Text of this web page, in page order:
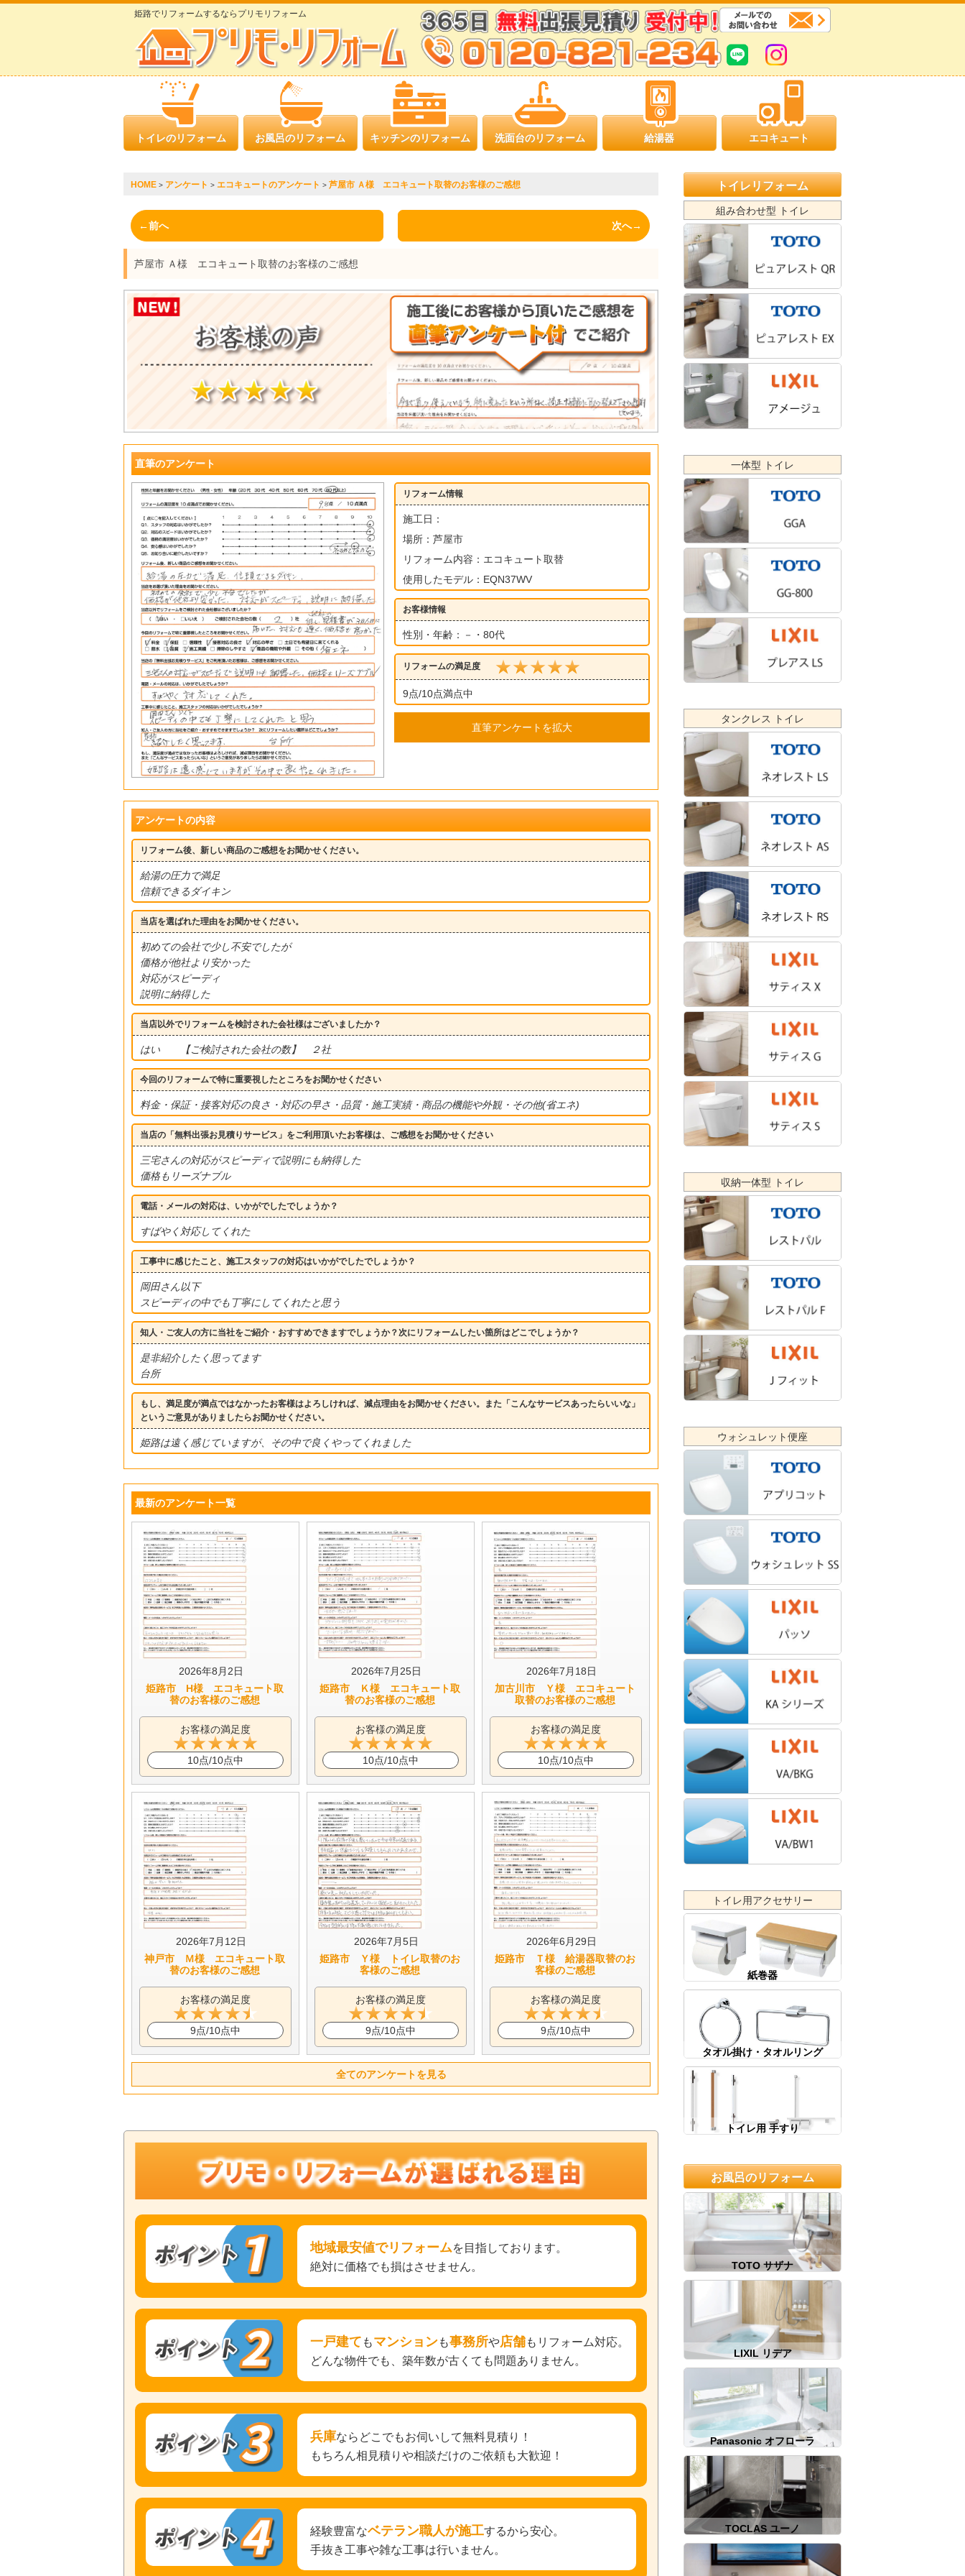
姫路でリフォームするならプリモリフォーム
トイレのリフォーム お風呂のリフォーム キッチンのリフォーム 洗面台のリフォーム 給湯器 エコキュート
HOME > アンケート > エコキュートのアンケート > 芦屋市 Ａ様 エコキュート取替のお客様のご感想
←前へ 次へ→
芦屋市 Ａ様 エコキュート取替のお客様のご感想
直筆のアンケート
リフォーム情報
施工日：
場所：芦屋市
リフォーム内容：エコキュート取替
使用したモデル：EQN37WV
お客様情報
性別・年齢：－・80代
リフォームの満足度
9点/10点満点中
直筆アンケートを拡大
アンケートの内容
リフォーム後、新しい商品のご感想をお聞かせください。
給湯の圧力で満足
信頼できるダイキン
当店を選ばれた理由をお聞かせください。
初めての会社で少し不安でしたが
価格が他社より安かった
対応がスピーディ
説明に納得した
当店以外でリフォームを検討された会社様はございましたか？
はい 【ご検討された会社の数】 ２社
今回のリフォームで特に重要視したところをお聞かせください
料金・保証・接客対応の良さ・対応の早さ・品質・施工実績・商品の機能や外観・その他(省エネ)
当店の「無料出張お見積りサービス」をご利用頂いたお客様は、ご感想をお聞かせください
三宅さんの対応がスピーディで説明にも納得した
価格もリーズナブル
電話・メールの対応は、いかがでしたでしょうか？
すばやく対応してくれた
工事中に感じたこと、施工スタッフの対応はいかがでしたでしょうか？
岡田さん以下
スピーディの中でも丁寧にしてくれたと思う
知人・ご友人の方に当社をご紹介・おすすめできますでしょうか？次にリフォームしたい箇所はどこでしょうか？
是非紹介したく思ってます
台所
もし、満足度が満点ではなかったお客様はよろしければ、減点理由をお聞かせください。また「こんなサービスあったらいいな」
というご意見がありましたらお聞かせください。
姫路は遠く感じていますが、その中で良くやってくれました
最新のアンケート一覧
2026年8月2日
姫路市 H様 エコキュート取
替のお客様のご感想
お客様の満足度
10点/10点中
2026年7月25日
姫路市 Ｋ様 エコキュート取
替のお客様のご感想
お客様の満足度
10点/10点中
2026年7月18日
加古川市 Ｙ様 エコキュート
取替のお客様のご感想
お客様の満足度
10点/10点中
2026年7月12日
神戸市 Ｍ様 エコキュート取
替のお客様のご感想
お客様の満足度
9点/10点中
2026年7月5日
姫路市 Ｙ様 トイレ取替のお
客様のご感想
お客様の満足度
9点/10点中
2026年6月29日
姫路市 Ｔ様 給湯器取替のお
客様のご感想
お客様の満足度
9点/10点中
全てのアンケートを見る
地域最安値でリフォームを目指しております。
絶対に価格でも損はさせません。
一戸建て もマンションも事務所や店舗もリフォーム対応。
どんな物件でも、築年数が古くても問題ありません。
兵庫ならどこでもお伺いして無料見積り！
もちろん相見積りや相談だけのご依頼も大歓迎！
経験豊富なベテラン職人が施工するから安心。
手抜き工事や雑な工事は行いません。
トイレリフォーム
組み合わせ型 トイレ
一体型 トイレ
タンクレス トイレ
収納一体型 トイレ
ウォシュレット便座
トイレ用アクセサリー
紙巻器
タオル掛け・タオルリング
トイレ用 手すり
お風呂のリフォーム
TOTO サザナ
LIXIL リデア
Panasonic オフローラ
TOCLAS ユーノ